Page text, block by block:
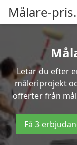
Målare-
Letar du efter
måleriprojekt
offerter från
Få 3